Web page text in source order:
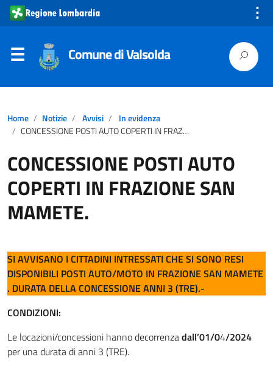
⋮
Comune di Valsolda
Home Notizie Avvisi
In evidenza
CONCESSIONE POSTI AUTO COPERTI IN FRAZIONE SAN MAMETE.
CONCESSIONE POSTI AUTO
COPERTI IN FRAZIONE SAN
MAMETE.
SI AVVISANO I CITTADINI INTRESSATI CHE SI SONO RESI
DISPONIBILI POSTI AUTO/MOTO IN FRAZIONE SAN MAMETE
. DURATA DELLA CONCESSIONE ANNI 3 (TRE).-
CONDIZIONI:
Le locazioni/concessioni hanno decorrenzadall’01/04/2024
per una durata di anni 3 (TRE).